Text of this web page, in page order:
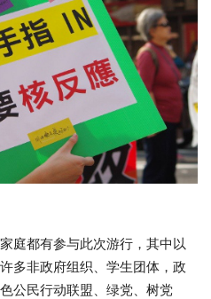
庭都有参与此次游行，其中以
多非政府组织、学生团体，政
公民行动联盟、绿党、树党